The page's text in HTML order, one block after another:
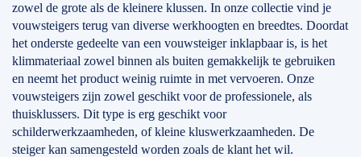
zowel de grote als de kleinere klussen. In onze collectie vind je
vouwsteigers terug van diverse werkhoogten en breedtes. Doordat
het onderste gedeelte van een vouwsteiger inklapbaar is, is het
klimmateriaal zowel binnen als buiten gemakkelijk te gebruiken
en neemt het product weinig ruimte in met vervoeren. Onze
vouwsteigers zijn zowel geschikt voor de professionele, als
thuisklussers. Dit type is erg geschikt voor
schilderwerkzaamheden, of kleine kluswerkzaamheden. De
steiger kan samengesteld worden zoals de klant het wil.